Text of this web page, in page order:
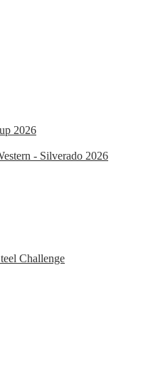
2026
- Silverado 2026
Challenge